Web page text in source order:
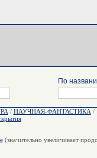
По
/ НАУЧНАЯ-ФАНТАСТИКА /
(значительно увеличивает